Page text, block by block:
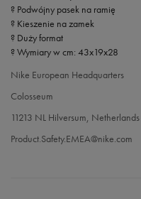
? Podwójny pasek na ramię
? Kieszenie na zamek
? Duży format
? Wymiary w cm: 43x19x28
Nike European Headquarters
Colosseum
11213 NL Hilversum, Netherlands
Product.Safety.EMEA@nike.com